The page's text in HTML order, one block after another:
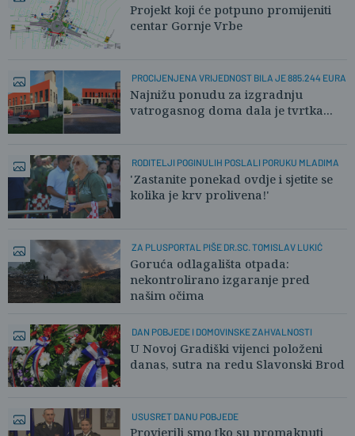
Projekt koji će potpuno promijeniti
centar Gornje Vrbe
PROCIJENJENA VRIJEDNOST BILA JE 885.244 EURA
Najnižu ponudu za izgradnju
vatrogasnog doma dala je tvrtka...
RODITELJI POGINULIH POSLALI PORUKU MLADIMA
'Zastanite ponekad ovdje i sjetite se
kolika je krv prolivena!'
ZA PLUSPORTAL PIŠE DR.SC. TOMISLAV LUKIĆ
Goruća odlagališta otpada:
nekontrolirano izgaranje pred
našim očima
DAN POBJEDE I DOMOVINSKE ZAHVALNOSTI
U Novoj Gradiški vijenci položeni
danas, sutra na redu Slavonski Brod
USUSRET DANU POBJEDE
Provjerili smo tko su promaknuti